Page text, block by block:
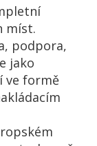
míst.
podpora,
jako
ve formě